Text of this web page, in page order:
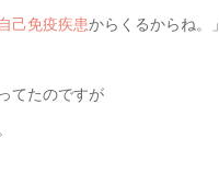
自己免疫疾患からくるからね。」
てたのですが